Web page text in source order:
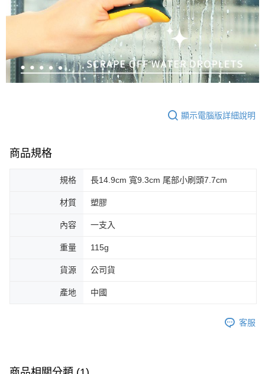
顯示電腦版詳細說明
商品規格
規格 長14.9cm 寬9.3cm 尾部小刷頭7.7cm
材質 塑膠
內容 一支入
重量 115g
貨源 公司貨
產地 中國
客服